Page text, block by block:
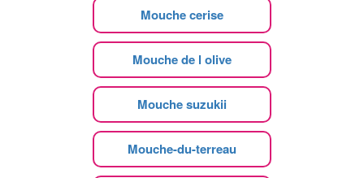
Mouche cerise
Mouche de l olive
Mouche suzukii
Mouche-du-terreau